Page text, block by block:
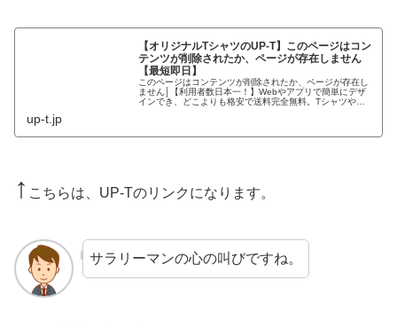
【オリジナルTシャツのUP-T】このページはコン
テンツが削除されたか、ページが存在しません
【最短即日】
このページはコンテンツが削除されたか、ページが存在し
ません│【利用者数日本一！】Webやアプリで簡単にデザ
インでき、どこよりも格安で送料完全無料。Tシャツやス
up-t.jp
↑ こちらは、UP-Tのリンクになります。
サラリーマンの心の叫びですね。